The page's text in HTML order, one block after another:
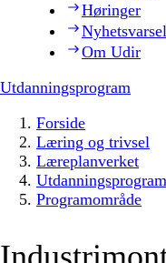
Høringer
Nyhetsvarsel
Om Udir
Utdanningsprogram
Forside
Læring og trivsel
Læreplanverket
Utdanningsprogram
Programområde